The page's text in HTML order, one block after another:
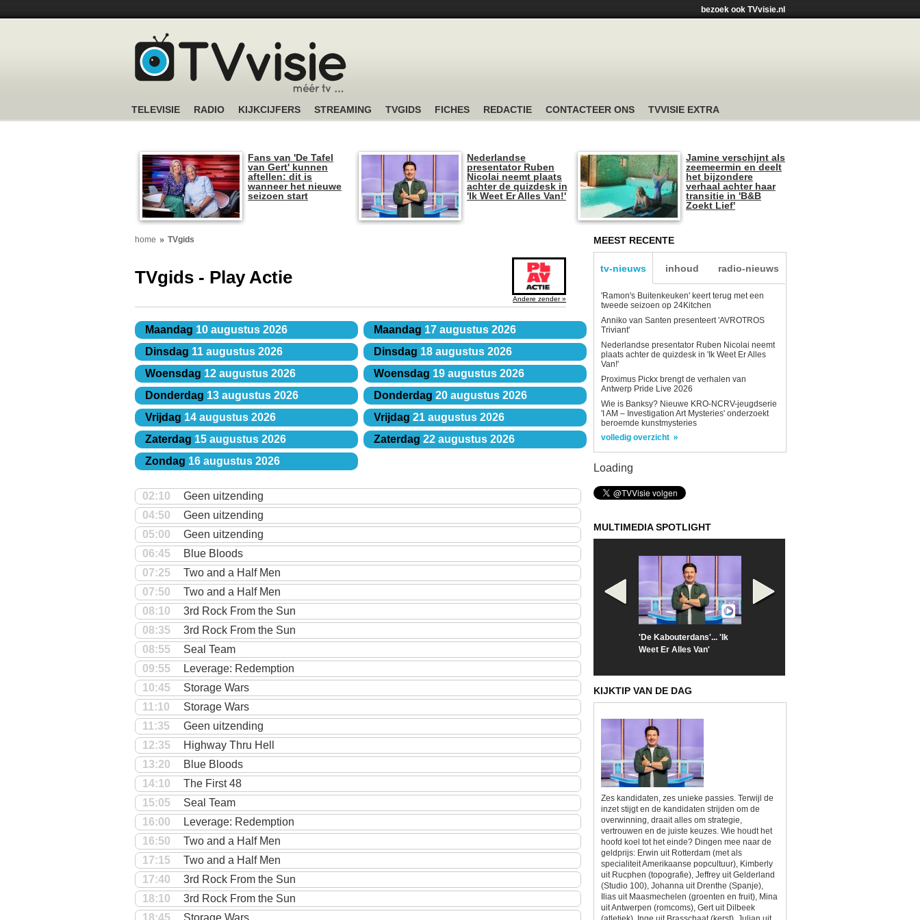
bezoek ook TVvisie.nl
TELEVISIE RADIO KIJKCIJFERS STREAMING TVGIDS FICHES REDACTIE CONTACTEER ONS TVVISIE EXTRA
Fans van 'De Tafel
van Gert' kunnen
aftellen: dit is
wanneer het nieuwe
seizoen start
Nederlandse
presentator Ruben
Nicolai neemt plaats
achter de quizdesk in
'Ik Weet Er Alles Van!'
Jamine verschijnt als
zeemeermin en deelt
het bijzondere
verhaal achter haar
transitie in 'B&B
Zoekt Lief'
home TVgids
TVgids - Play Actie
Andere zender »
Maandag 10 augustus 2026
Dinsdag 11 augustus 2026
Woensdag 12 augustus 2026
Donderdag 13 augustus 2026
Vrijdag 14 augustus 2026
Zaterdag 15 augustus 2026
Zondag 16 augustus 2026
Maandag 17 augustus 2026
Dinsdag 18 augustus 2026
Woensdag 19 augustus 2026
Donderdag 20 augustus 2026
Vrijdag 21 augustus 2026
Zaterdag 22 augustus 2026
02:10
Geen uitzending
04:50
Geen uitzending
05:00
Geen uitzending
06:45
Blue Bloods
07:25
Two and a Half Men
07:50
Two and a Half Men
08:10
3rd Rock From the Sun
08:35
3rd Rock From the Sun
08:55
Seal Team
09:55
Leverage: Redemption
10:45
Storage Wars
11:10
Storage Wars
11:35
Geen uitzending
12:35
Highway Thru Hell
13:20
Blue Bloods
14:10
The First 48
15:05
Seal Team
16:00
Leverage: Redemption
16:50
Two and a Half Men
17:15
Two and a Half Men
17:40
3rd Rock From the Sun
18:10
3rd Rock From the Sun
MEEST RECENTE
tv-nieuws inhoud radio-nieuws
'Ramon's Buitenkeuken' keert terug met een
tweede seizoen op 24Kitchen
Anniko van Santen presenteert 'AVROTROS
Triviant'
Nederlandse presentator Ruben Nicolai neemt
plaats achter de quizdesk in 'Ik Weet Er Alles
Van!'
Proximus Pickx brengt de verhalen van
Antwerp Pride Live 2026
Wie is Banksy? Nieuwe KRO-NCRV-jeugdserie
'I AM – Investigation Art Mysteries' onderzoekt
beroemde kunstmysteries
volledig overzicht
Loading
MULTIMEDIA SPOTLIGHT
'De Kabouterdans'... 'Ik
Weet Er Alles Van'
KIJKTIP VAN DE DAG
Zes kandidaten, zes unieke passies. Terwijl de
inzet stijgt en de kandidaten strijden om de
overwinning, draait alles om strategie,
vertrouwen en de juiste keuzes. Wie houdt het
hoofd koel tot het einde? Dingen mee naar de
geldprijs: Erwin uit Rotterdam (met als
specialiteit Amerikaanse popcultuur), Kimberly
uit Rucphen (topografie), Jeffrey uit Gelderland
(Studio 100), Johanna uit Drenthe (Spanje),
Ilias uit Maasmechelen (groenten en fruit), Mina
uit Antwerpen (romcoms), Gert uit Dilbeek